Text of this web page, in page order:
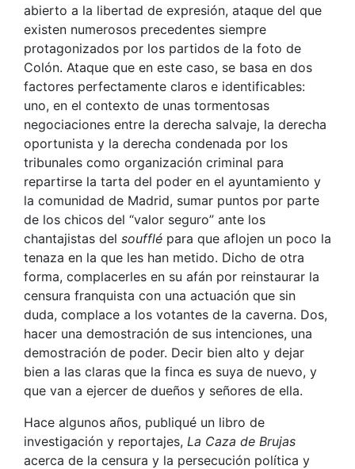
abierto a la libertad de expresión, ataque del que
existen numerosos precedentes siempre
protagonizados por los partidos de la foto de
Colón. Ataque que en este caso, se basa en dos
factores perfectamente claros e identificables:
uno, en el contexto de unas tormentosas
negociaciones entre la derecha salvaje, la derecha
oportunista y la derecha condenada por los
tribunales como organización criminal para
repartirse la tarta del poder en el ayuntamiento y
la comunidad de Madrid, sumar puntos por parte
de los chicos del “valor seguro” ante los
chantajistas del soufflé para que aflojen un poco la
tenaza en la que les han metido. Dicho de otra
forma, complacerles en su afán por reinstaurar la
censura franquista con una actuación que sin
duda, complace a los votantes de la caverna. Dos,
hacer una demostración de sus intenciones, una
demostración de poder. Decir bien alto y dejar
bien a las claras que la finca es suya de nuevo, y
que van a ejercer de dueños y señores de ella.
Hace algunos años, publiqué un libro de
investigación y reportajes, La Caza de Brujas
acerca de la censura y la persecución política y